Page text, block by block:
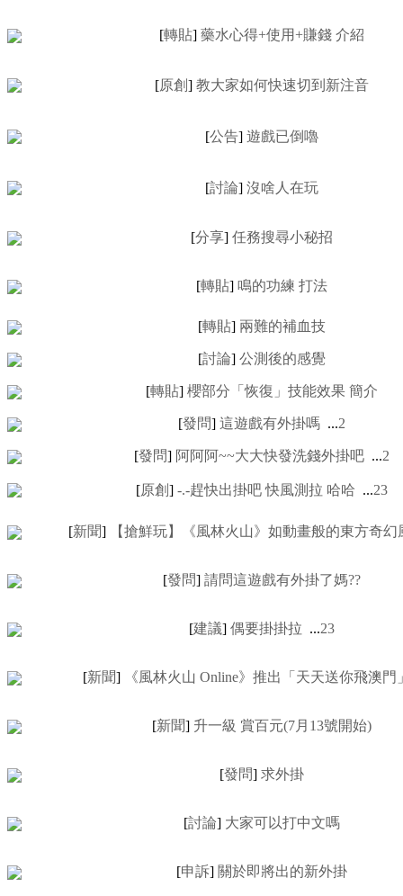
[轉貼] 藥水心得+使用+賺錢 介紹
[原創] 教大家如何快速切到新注音
[公告] 遊戲已倒嚕
[討論] 沒啥人在玩
[分享] 任務搜尋小秘招
[轉貼] 鳴的功練 打法
[轉貼] 兩難的補血技
[討論] 公測後的感覺
[轉貼] 櫻部分「恢復」技能效果 簡介
[發問] 這遊戲有外掛嗎 ...2
[發問] 阿阿阿~~大大快發洗錢外掛吧 ...2
[原創] -.-趕快出掛吧 快風測拉 哈哈 ...23
[新聞] 【搶鮮玩】《風林火山》如動畫般的東方奇幻
[發問] 請問這遊戲有外掛了媽??
[建議] 偶要掛掛拉 ...23
[新聞] 《風林火山 Online》推出「天天送你飛澳門
[新聞] 升一級 賞百元(7月13號開始)
[發問] 求外掛
[討論] 大家可以打中文嗎
[申訴] 關於即將出的新外掛